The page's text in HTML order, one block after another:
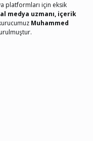
platformları için eksik
medya uzmanı, içerik
Muhammed